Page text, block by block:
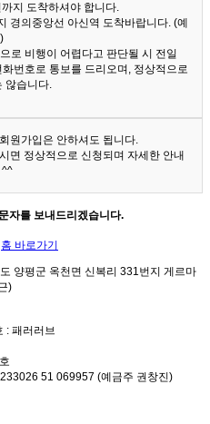
지 도착하셔야 합니다.
경의중앙선 아신역 도착바랍니다. (예
로 비행이 어렵다고 판단될 시 전일
번호로 통보를 드리오며, 정상적으로
않습니다.
원가입은 안하셔도 됩니다.
면 정상적으로 신청되며 자세한 안내
^^
자를 보내드리겠습니다.
홈 바로가기
양평군 옥천면 신복리 331번지 게르마
)
: 패러러브
51 069957 (예금주 권창진)